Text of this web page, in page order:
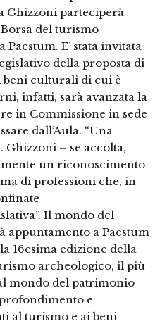
Ghizzoni parteciperà
del turismo
E’ stata invitata
della proposta di
beni culturali di cui è
infatti, sarà avanzata la
in Commissione in sede
dall’Aula. “Una
Ghizzoni – se accolta,
un riconoscimento
di professioni che, in
Il mondo del
appuntamento a Paestum
16esima edizione della
archeologico, il più
mondo del patrimonio
e
al turismo e ai beni